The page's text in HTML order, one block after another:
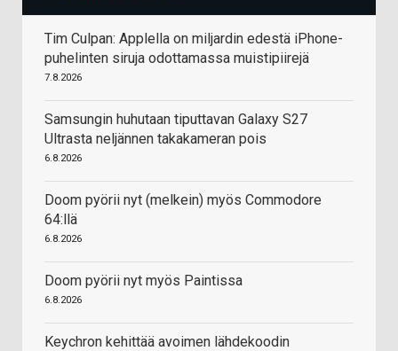
Tim Culpan: Applella on miljardin edestä iPhone-
puhelinten siruja odottamassa muistipiirejä
7.8.2026
Samsungin huhutaan tiputtavan Galaxy S27
Ultrasta neljännen takakameran pois
6.8.2026
Doom pyörii nyt (melkein) myös Commodore
64:llä
6.8.2026
Doom pyörii nyt myös Paintissa
6.8.2026
Keychron kehittää avoimen lähdekoodin